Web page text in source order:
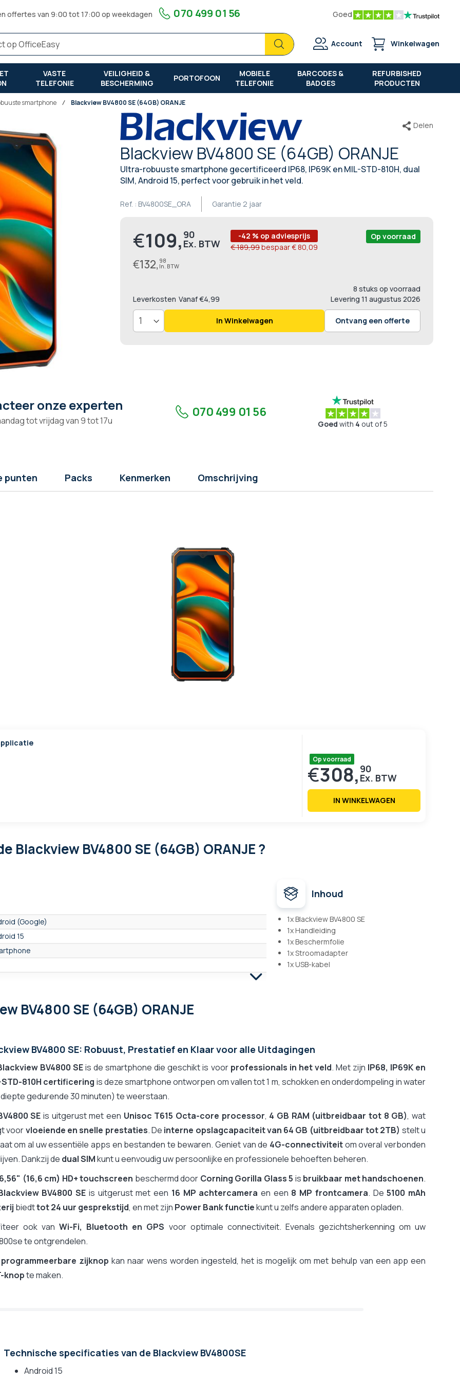
offertes van 9:00 tot 17:00 op weekdagen 070 499 01 56 Goed
Zoek
Zoek
Account Winkelwagen
VASTE
TELEFONIE
VEILIGHEID &
BESCHERMING
PORTOFOON
MOBIELE
TELEFONIE
BARCODES &
BADGES
REFURBISHED
PRODUCTEN
smartphone Blackview BV4800 SE (64GB) ORANJE
Blackview BV4800 SE (64GB) ORANJE
Ultra-robuuste smartphone gecertificeerd IP68, IP69K en MIL-STD-810H, dual
SIM, Android 15, perfect voor gebruik in het veld.
Garantie 2 jaar
Ref. : BV4800SE_ORA
Delen
Prijs
€109, 90
€132, 98
-42 % op adviesprijs
€ 189,99bespaar€ 80,09
8 stuks op voorraad
Op voorraad
Levering 11 augustus 2026
Leverkosten Vanaf €4,99
In Winkelwagen Ontvang een offerte
onze experten
tot vrijdag van 9 tot 17u
070 499 01 56
Goed with 4 out of 5
punten Packs Kenmerken Omschrijving
Op voorraad
€308, 90
IN WINKELWAGEN
Blackview BV4800 SE (64GB) ORANJE ?
(Google)
15
STD-810H
(Groter dan 6,5")
(16.6 cm)
x 1612 pixels
optie
g
x 81,5 x 13,5 mm
Inhoud
1x Blackview BV4800 SE
1x Handleiding
1x Beschermfolie
1x Stroomadapter
1x USB-kabel
BV4800 SE (64GB) ORANJE
BV4800 SE: Robuust, Prestatief en Klaar voor alle Uitdagingen
BV4800 SEis de smartphone die geschikt is voor professionals in het veld. Met zijn IP68, IP69K en
STD-810H certificering is deze smartphone ontworpen om vallen tot 1 m, schokken en onderdompeling in water
diepte gedurende 30 minuten) te weerstaan.
SE is uitgerust met een Unisoc T615 Octa-core processor, 4 GB RAM (uitbreidbaar tot 8 GB), wat
voorvloeiende en snelle prestaties. De interne opslagcapaciteit van 64 GB (uitbreidbaar tot 2TB) stelt u
om al uw essentiële apps en bestanden te bewaren. Geniet van de 4G-connectiviteitom overal verbonden
Dankzij de dual SIMkunt u eenvoudig uw persoonlijke en professionele behoeften beheren.
6,56" (16,6 cm) HD+ touchscreen beschermd door Corning Gorilla Glass 5 is bruikbaar met handschoenen.
BV4800 SE is uitgerust met een 16 MP achtercamera en een 8 MP frontcamera. De5100 mAh
biedttot 24 uur gesprekstijd, en met zijn Power Bank functiekunt u zelfs andere apparaten opladen.
ook vanWi-Fi, Bluetooth en GPS voor optimale connectiviteit. Evenals gezichtsherkenning om uw
te ontgrendelen.
programmeerbare zijknop kan naar wens worden ingesteld, het is mogelijk om met behulp van een app een
knopte maken.
Technische specificaties van de Blackview BV4800SE
Android 15